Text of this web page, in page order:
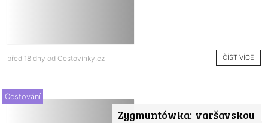
před 18 dny od Cestovinky.cz ČÍST VÍCE
Zygmuntówka: varšavskou
Cestování